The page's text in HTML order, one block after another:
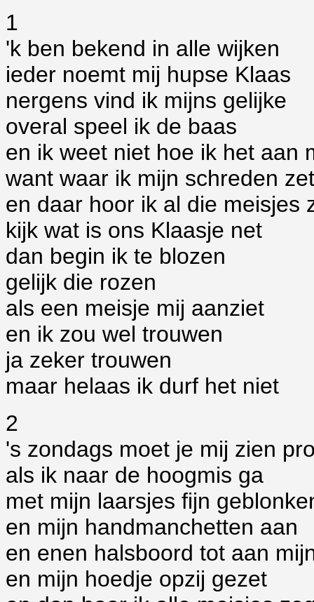
1
'k ben bekend in alle wijken
ieder noemt mij hupse Klaas
nergens vind ik mijns gelijke
overal speel ik de baas
en ik weet niet hoe ik het aan
want waar ik mijn schreden zet
en daar hoor ik al die meisjes
kijk wat is ons Klaasje net
dan begin ik te blozen
gelijk die rozen
als een meisje mij aanziet
en ik zou wel trouwen
ja zeker trouwen
maar helaas ik durf het niet
2
's zondags moet je mij zien
als ik naar de hoogmis ga
met mijn laarsjes fijn
en mijn handmanchetten aan
en enen halsboord tot aan
en mijn hoedje opzij gezet